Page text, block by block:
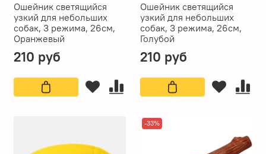
Ошейник светящийся
узкий для небольших
собак, 3 режима, 26см,
Оранжевый
210 руб
Ошейник светящийся
узкий для небольших
собак, 3 режима, 26см,
Голубой
210 руб
-33%